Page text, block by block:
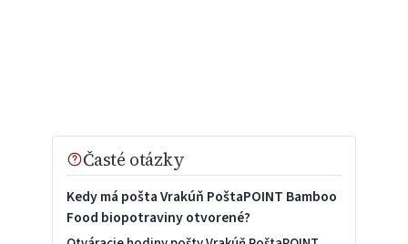
Časté otázky
Kedy má pošta Vrakúň PoštaPOINT Bamboo
Food biopotraviny otvorené?